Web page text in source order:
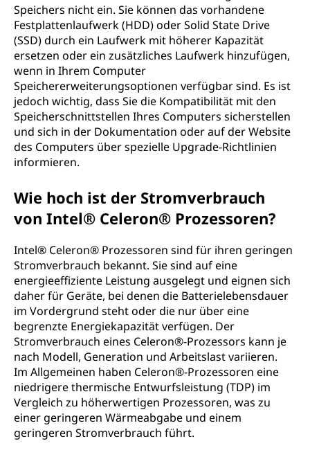
Speichers nicht ein. Sie können das vorhandene
Festplattenlaufwerk (HDD) oder Solid State Drive
(SSD) durch ein Laufwerk mit höherer Kapazität
ersetzen oder ein zusätzliches Laufwerk hinzufügen,
wenn in Ihrem Computer
Speichererweiterungsoptionen verfügbar sind. Es ist
jedoch wichtig, dass Sie die Kompatibilität mit den
Speicherschnittstellen Ihres Computers sicherstellen
und sich in der Dokumentation oder auf der Website
des Computers über spezielle Upgrade-Richtlinien
informieren.
Wie hoch ist der Stromverbrauch
von Intel® Celeron® Prozessoren?
Intel® Celeron® Prozessoren sind für ihren geringen
Stromverbrauch bekannt. Sie sind auf eine
energieeffiziente Leistung ausgelegt und eignen sich
daher für Geräte, bei denen die Batterielebensdauer
im Vordergrund steht oder die nur über eine
begrenzte Energiekapazität verfügen. Der
Stromverbrauch eines Celeron®-Prozessors kann je
nach Modell, Generation und Arbeitslast variieren.
Im Allgemeinen haben Celeron®-Prozessoren eine
niedrigere thermische Entwurfsleistung (TDP) im
Vergleich zu höherwertigen Prozessoren, was zu
einer geringeren Wärmeabgabe und einem
geringeren Stromverbrauch führt.